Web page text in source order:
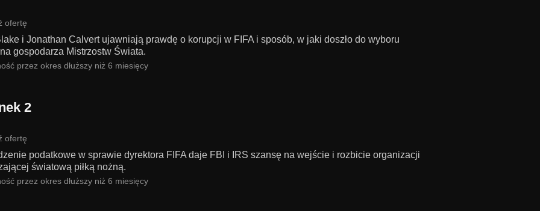
ofertę
i Jonathan Calvert ujawniają prawdę o korupcji w FIFA i sposób, w jaki doszło do wyboru
gospodarza Mistrzostw Świata.
przez okres dłuższy niż 6 miesięcy
2
ofertę
podatkowe w sprawie dyrektora FIFA daje FBI i IRS szansę na wejście i rozbicie organizacji
światową piłką nożną.
przez okres dłuższy niż 6 miesięcy